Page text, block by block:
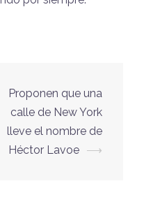
Proponen que una
calle de New York
lleve el nombre de
Héctor Lavoe ⟶